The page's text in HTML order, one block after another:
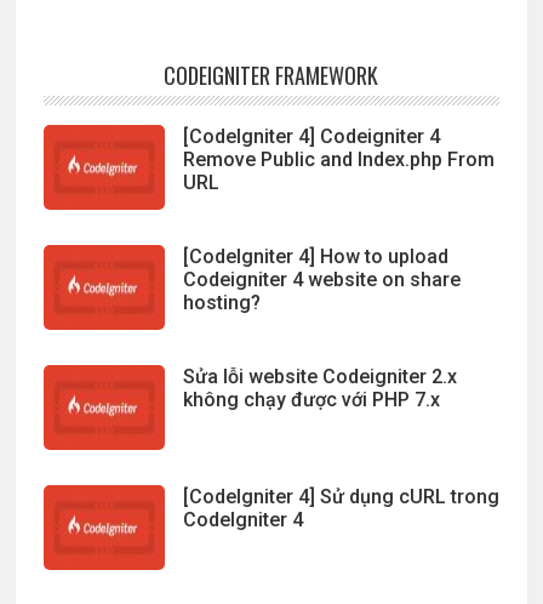
CODEIGNITER FRAMEWORK
[CodeIgniter 4] Codeigniter 4
Remove Public and Index.php From
URL
[CodeIgniter 4] How to upload
Codeigniter 4 website on share
hosting?
Sửa lỗi website Codeigniter 2.x
không chạy được với PHP 7.x
[CodeIgniter 4] Sử dụng cURL trong
CodeIgniter 4